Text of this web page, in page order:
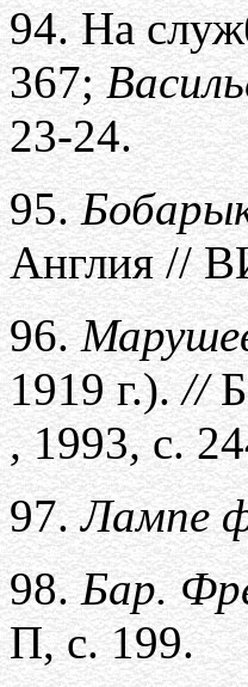
94.На
367;
23-24.
95.
Англия //
96.
1919 г.).//
,1993,с.
97.Лампе
98.Бар.
П, с. 199.